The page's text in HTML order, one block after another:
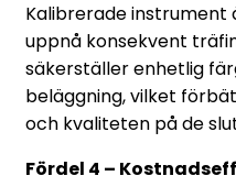
Kalibrerade
uppnå konsekvent
säkerställer enhetlig
beläggning, vilket
och kvaliteten på de
Fördel 4 –